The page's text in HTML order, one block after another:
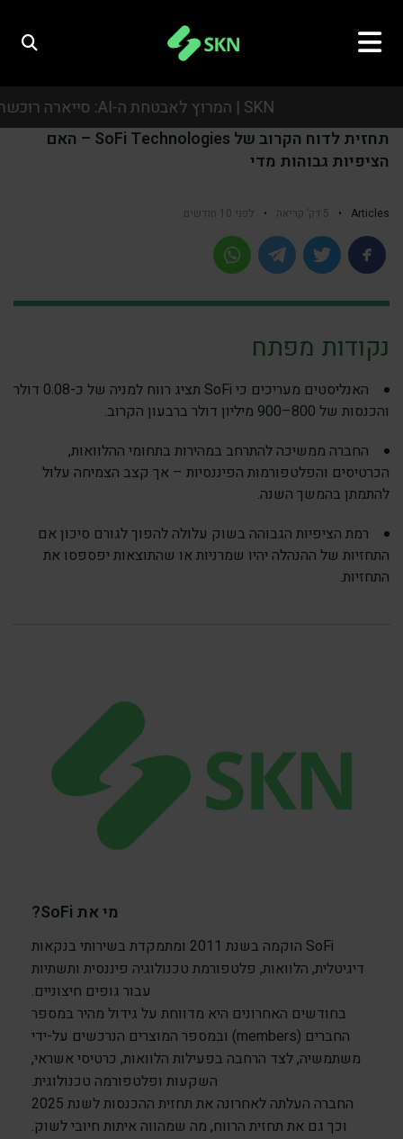
SKN | המרוץ לאבטחת ה-AI: סייארה רוכשת את אואזיס סקיוריטי בעסקת ענק של כמיליארד דולר
SKN | המרוץ לאבטחת ה-AI: סייארה רוכשת את אואזיס סקיוריטי בעסקת ענק של כמיליארד דולר
תחזית לדוח הקרוב של SoFi Technologies – האם
הציפיות גבוהות מדי
Articles
• 5 דק’ קריאה • לפני 10 חודשים
נקודות מפתח
האנליסטים מעריכים כי SoFi תציג רווח למניה של כ-0.08 דולר
והכנסות של 800–900 מיליון דולר ברבעון הקרוב.
החברה ממשיכה להתרחב במהירות בתחומי ההלוואות,
הכרטיסים והפלטפורמות הפיננסיות – אך קצב הצמיחה עלול
להתמתן בהמשך השנה.
רמת הציפיות הגבוהה בשוק עלולה להפוך לגורם סיכון אם
התחזיות של ההנהלה יהיו שמרניות או שהתוצאות יפספסו את
התחזיות.
מי את SoFi?
SoFi הוקמה בשנת 2011 ומתמקדת בשירותי בנקאות
דיגיטלית, הלוואות, פלטפורמת טכנולוגיה פיננסית ותשתיות
עבור גופים חיצוניים.
בחודשים האחרונים היא מדווחת על גידול מהיר במספר
החברים (members) ובמספר המוצרים הנרכשים על-ידי
משתמשיה, לצד הרחבה בפעילות הלוואות, כרטיסי אשראי,
השקעות ופלטפורמה טכנולוגית.
החברה העלתה לאחרונה את תחזית ההכנסות לשנת 2025
וכך גם את תחזית הרווח, מה שמהווה איתות חיובי לשוק.